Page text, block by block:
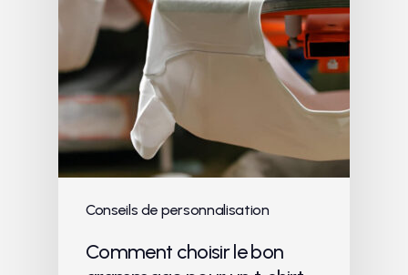
Conseils de personnalisation
Comment choisir le bon